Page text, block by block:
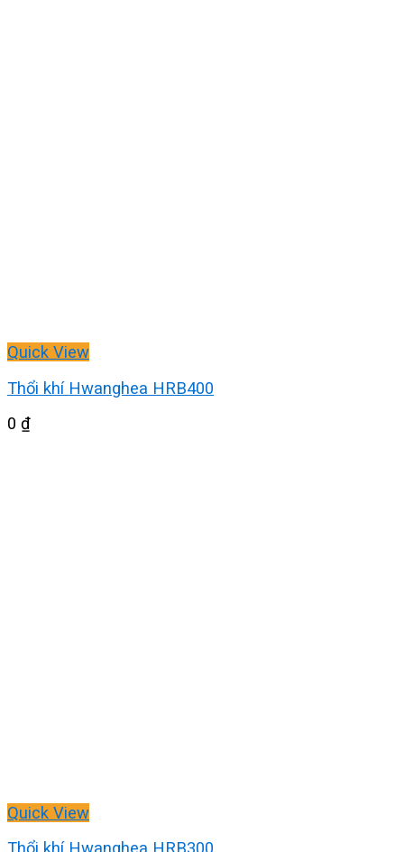
Quick View
Thổi khí Hwanghea HRB400
0 ₫
Quick View